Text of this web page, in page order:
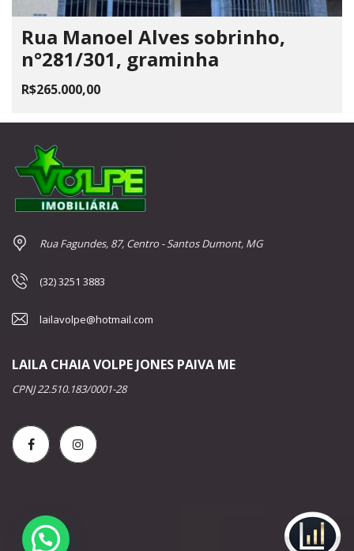
Rua Manoel Alves sobrinho,
n°281/301, graminha
R$265.000,00
Rua Fagundes, 87, Centro - Santos Dumont, MG
(32) 3251 3883
lailavolpe@hotmail.com
LAILA CHAIA VOLPE JONES PAIVA ME
CPNJ 22.510.183/0001-28